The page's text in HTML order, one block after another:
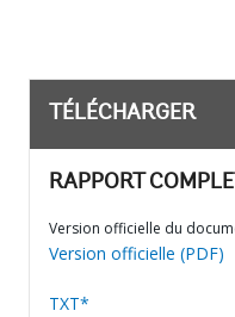
TÉLÉCHARGER
RAPPORT
Version officielle du
Version officielle (PDF)
TXT*